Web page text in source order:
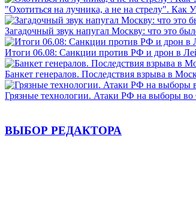
"Охотиться на лучника, а не на стрелу". Как
Загадочный звук напугал Москву: что это
Итоги 06.08: Санкции против РФ и дрон в
Банкет генералов. Последствия взрыва в
Грязные технологии. Атаки РФ на выборы
ВЫБОР РЕДАКТОРА